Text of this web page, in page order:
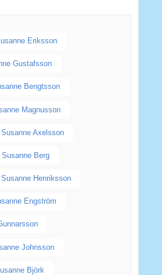
Eriksson
Gustafsson
Bengtsson
Magnusson
Susanne Axelsson
Susanne Berg
Susanne Henriksson
Engström
Johnsson
Björk